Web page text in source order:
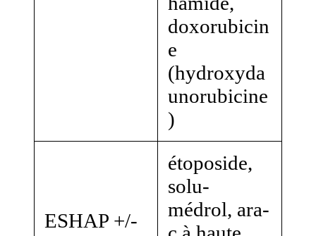
doxorubicin
e
(hydroxyda
unorubicine
)
ESHAP +/-
étoposide,
solu-
médrol, ara-